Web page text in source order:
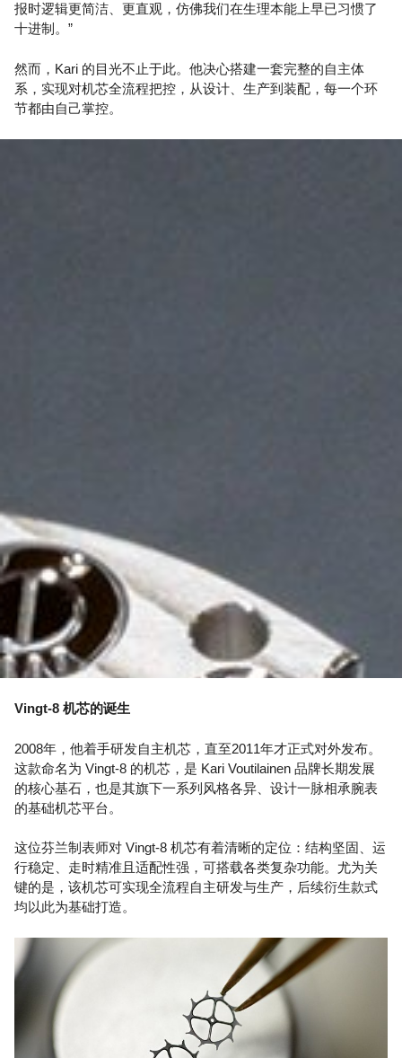
报时逻辑更简洁、更直观，仿佛我们在生理本能上早已习惯了
十进制。”
然而，Kari 的目光不止于此。他决心搭建一套完整的自主体
系，实现对机芯全流程把控，从设计、生产到装配，每一个环
节都由自己掌控。
Vingt-8 机芯的诞生
2008年，他着手研发自主机芯，直至2011年才正式对外发布。
这款命名为 Vingt‑8 的机芯，是 Kari Voutilainen 品牌长期发展
的核心基石，也是其旗下一系列风格各异、设计一脉相承腕表
的基础机芯平台。
这位芬兰制表师对 Vingt-8 机芯有着清晰的定位：结构坚固、运
行稳定、走时精准且适配性强，可搭载各类复杂功能。尤为关
键的是，该机芯可实现全流程自主研发与生产，后续衍生款式
均以此为基础打造。